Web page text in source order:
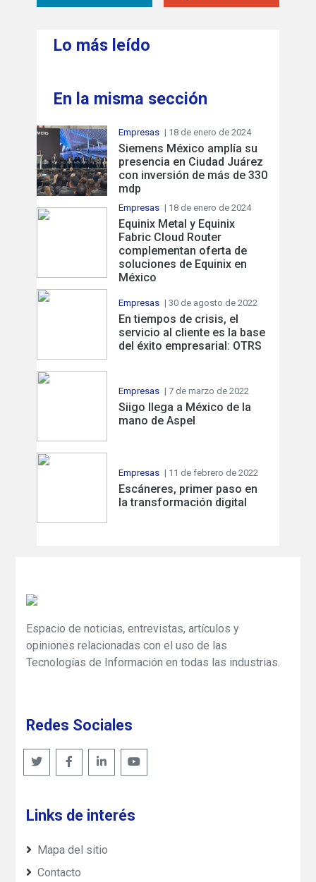
Lo más leído
En la misma sección
Empresas | 18 de enero de 2024
Siemens México amplía su
presencia en Ciudad Juárez
con inversión de más de 330
mdp
Empresas | 18 de enero de 2024
Equinix Metal y Equinix
Fabric Cloud Router
complementan oferta de
soluciones de Equinix en
México
Empresas | 30 de agosto de 2022
En tiempos de crisis, el
servicio al cliente es la base
del éxito empresarial: OTRS
Empresas | 7 de marzo de 2022
Siigo llega a México de la
mano de Aspel
Empresas | 11 de febrero de 2022
Escáneres, primer paso en
la transformación digital
Espacio de noticias, entrevistas, artículos y
opiniones relacionadas con el uso de las
Tecnologías de Información en todas las industrias.
Redes Sociales
Links de interés
Mapa del sitio
Contacto